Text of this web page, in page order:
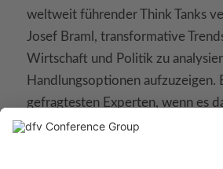
weltweit führender Think Tanks
Josef Braml, transformative
Wirtschaft und Politik zu
Handlungsoptionen aufzuzeigen.
gefragtesten Experten, wenn es
einer unübersichtlichen Welt